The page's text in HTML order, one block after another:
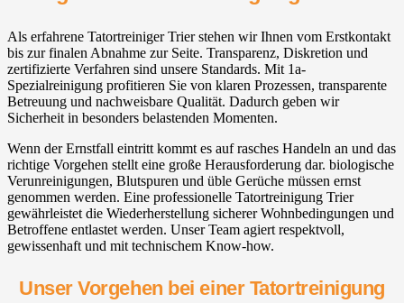
Als erfahrene Tatortreiniger Trier stehen wir Ihnen vom Erstkontakt
bis zur finalen Abnahme zur Seite. Transparenz, Diskretion und
zertifizierte Verfahren sind unsere Standards. Mit 1a-
Spezialreinigung profitieren Sie von klaren Prozessen, transparente
Betreuung und nachweisbare Qualität. Dadurch geben wir
Sicherheit in besonders belastenden Momenten.
Wenn der Ernstfall eintritt kommt es auf rasches Handeln an und das
richtige Vorgehen stellt eine große Herausforderung dar. biologische
Verunreinigungen, Blutspuren und üble Gerüche müssen ernst
genommen werden. Eine professionelle Tatortreinigung Trier
gewährleistet die Wiederherstellung sicherer Wohnbedingungen und
Betroffene entlastet werden. Unser Team agiert respektvoll,
gewissenhaft und mit technischem Know-how.
Unser Vorgehen bei einer Tatortreinigung